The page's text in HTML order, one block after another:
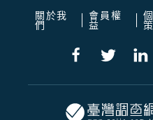
關於我
們
會員權
益
策